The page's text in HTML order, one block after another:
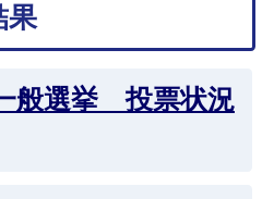
果
般選挙 投票状況